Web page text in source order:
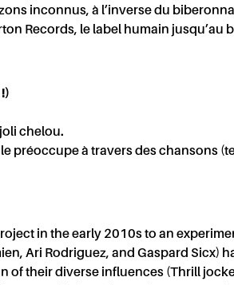
inconnus, à l’inverse du
Records, le label humain
chelou.
préoccupe à travers des chansons
in the early 2010s to an
Ari Rodriguez, and Gaspard Sicx)
of their diverse influences (Thrill